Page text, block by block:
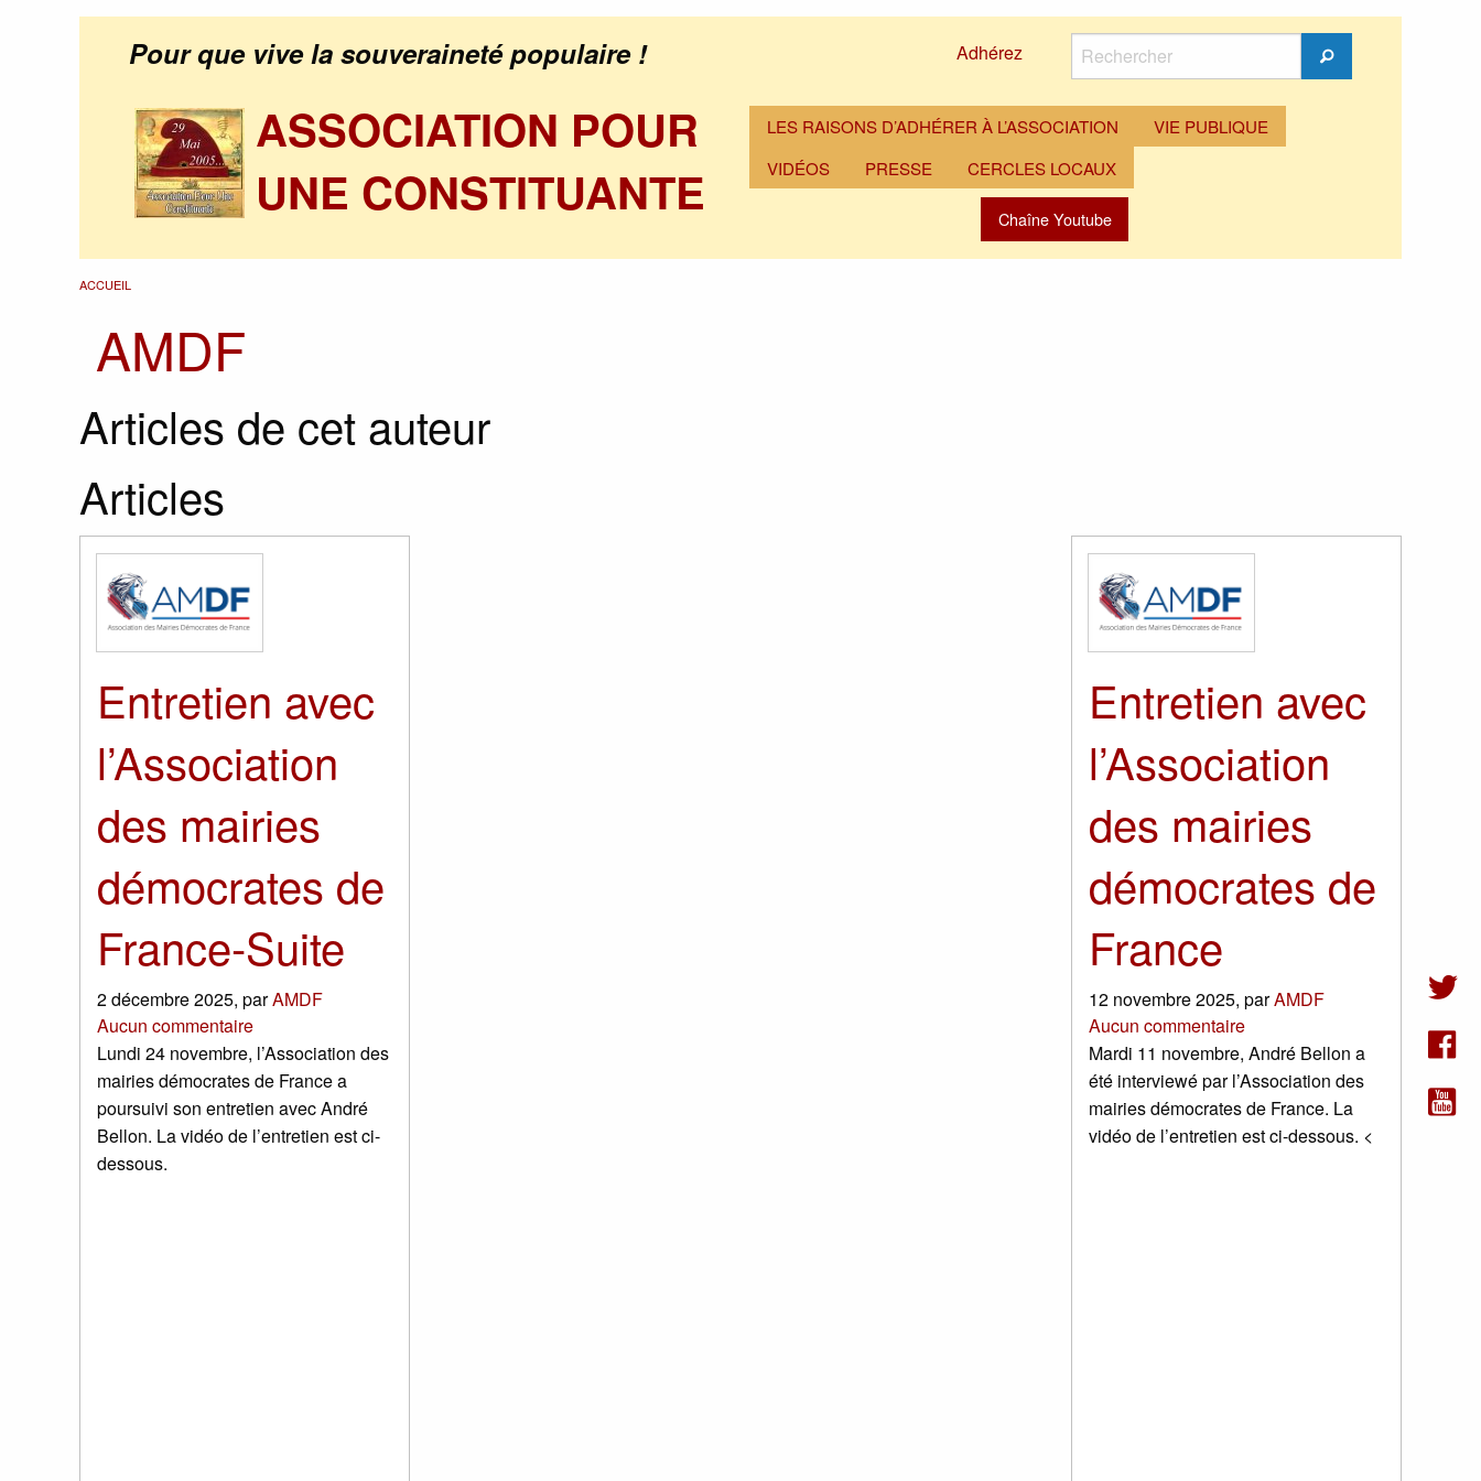
Pour que vive la souveraineté populaire ! Adhérez
Rechercher
Rechercher
ASSOCIATION POUR
UNE CONSTITUANTE
LES RAISONS D’ADHÉRER À L’ASSOCIATION
VIE PUBLIQUE
VIDÉOS
PRESSE CERCLES LOCAUX
Chaîne Youtube
ACCUEIL
AMDF
Articles de cet auteur
Articles
Entretien avec
l’Association
des mairies
démocrates de
France-Suite
2 décembre 2025, parAMDF
Aucun commentaire
Lundi 24 novembre, l’Association des
mairies démocrates de France a
poursuivi son entretien avec André
Bellon. La vidéo de l’entretien est ci-
dessous.
Entretien avec
l’Association
des mairies
démocrates de
France
12 novembre 2025, parAMDF
Aucun commentaire
Mardi 11 novembre, André Bellon a
été interviewé par l’Association des
mairies démocrates de France. La
vidéo de l’entretien est ci-dessous. <